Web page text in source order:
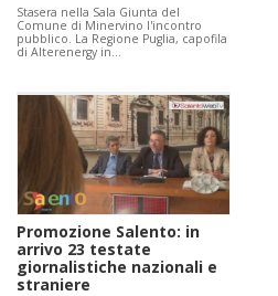
Stasera nella Sala Giunta del
Comune di Minervino l'incontro
pubblico. La Regione Puglia, capofila
di Alterenergy in…
Promozione Salento: in
arrivo 23 testate
giornalistiche nazionali e
straniere